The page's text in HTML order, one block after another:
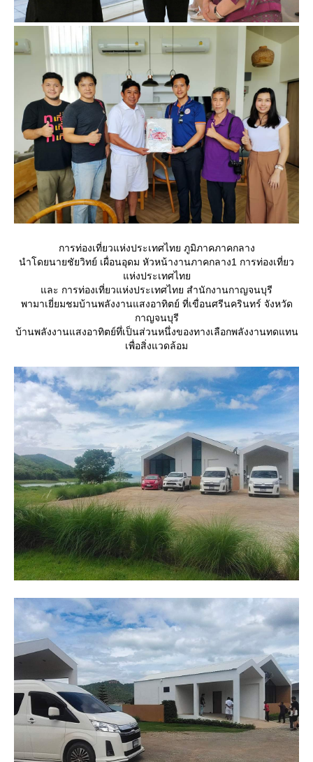
การท่องเที่ยวแห่งประเทศไทย ภูมิภาคภาคกลาง
นำโดยนายชัยวิทย์ เผื่อนอุดม หัวหน้างานภาคกลาง1 การท่องเที่ยว
ห่งประเทศไท
ละ การท่องเที่ยวแห่งประเทศไทย สำนักงานกาญจนบุรี
พามาเยี่ยมชมบ้านพลังงานแสงอาทิตย์ ที่เขื่อนศรีนครินทร์ จังหวัด
กาญจนบุรี
บ้านพลังงานแสงอาทิตย์ทึ่เป็นส่วนหนึ่งของทางเลือกพลังงานทดแทน
เพื่อสิ่งแวดล้อม